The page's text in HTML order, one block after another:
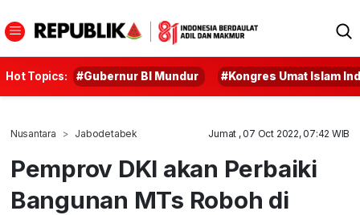
Hot Topics: #Gubernur BI Mundur #Kongres Umat Islam
Nusantara Jabodetabek Jumat , 07 Oct 2022, 07:42 WIB
Pemprov DKI akan Perbaiki
Bangunan MTs Roboh di